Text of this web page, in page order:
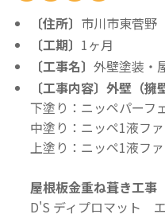
〔住所〕 市川市東菅野
〔工期〕 1ヶ月
〔工事名〕 外壁塗装・
〔工事内容〕 外壁（擁
下塗り：ニッペパーフ
中塗り：ニッペ1液フ
上塗り：ニッペ1液フ
屋根板金重ね葺き工事
D'S ディプロマット